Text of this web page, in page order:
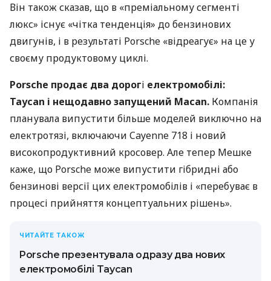
Він також сказав, що в «преміальному сегменті
люкс» існує «чітка тенденція» до бензинових
двигунів, і в результаті Porsche «відреагує» на це у
своєму продуктовому циклі.
Porsche продає два дорогі електромобілі:
Taycan і нещодавно запущений Macan. Компанія
планувала випустити більше моделей виключно на
електротязі, включаючи Cayenne 718 і новий
високопродуктивний кросовер. Але тепер Мешке
каже, що Porsche може випустити гібридні або
бензинові версії цих електромобілів і «перебуває в
процесі прийняття концептуальних рішень».
ЧИТАЙТЕ ТАКОЖ
Porsche презентувала одразу два нових
електромобілі Taycan